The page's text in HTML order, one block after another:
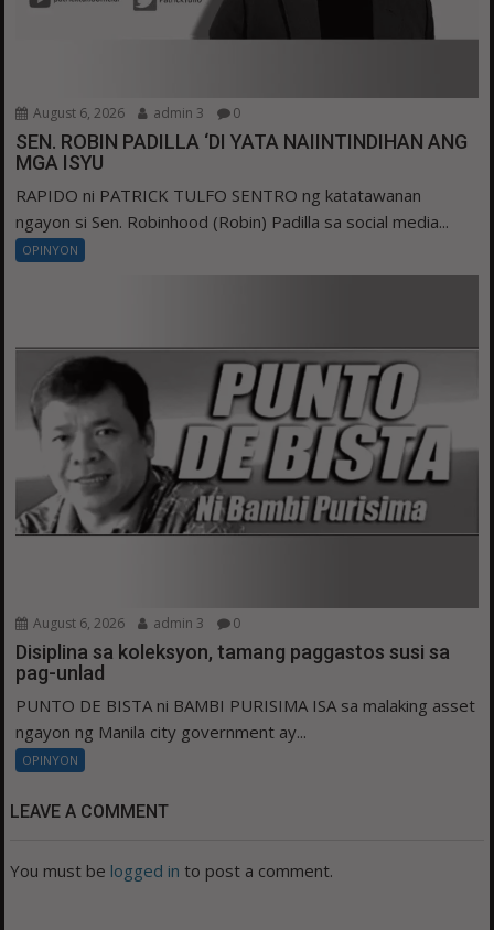
August 6, 2026 admin 3 0
SEN. ROBIN PADILLA ‘DI YATA NAIINTINDIHAN ANG
MGA ISYU
RAPIDO ni PATRICK TULFO SENTRO ng katatawanan
ngayon si Sen. Robinhood (Robin) Padilla sa social media...
OPINYON
August 6, 2026 admin 3 0
Disiplina sa koleksyon, tamang paggastos susi sa
pag-unlad
PUNTO DE BISTA ni BAMBI PURISIMA ISA sa malaking asset
ngayon ng Manila city government ay...
OPINYON
LEAVE A COMMENT
You must be logged in to post a comment.